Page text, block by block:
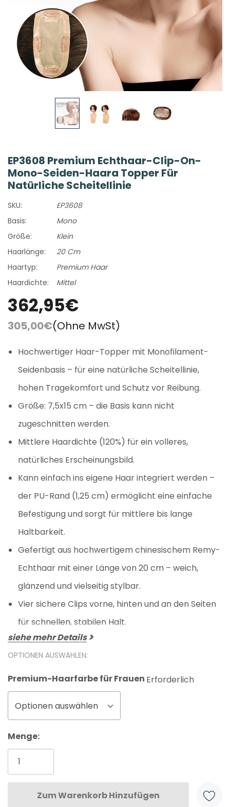
EP3608 Premium Echthaar-Clip-On-
Mono-Seiden-Haara Topper Für
Natürliche Scheitellinie
SKU:
EP3608
Basis:
Mono
Größe:
Klein
Haarlänge:
20 Cm
Haartyp:
Premium Haar
Haardichte:
Mittel
362,95€
305,00€(Ohne MwSt)
Hochwertiger Haar-Topper mit Monofilament-
Seidenbasis – für eine natürliche Scheitellinie,
hohen Tragekomfort und Schutz vor Reibung.
Größe: 7,5x15 cm – die Basis kann nicht
zugeschnitten werden.
Mittlere Haardichte (120%) für ein volleres,
natürliches Erscheinungsbild.
Kann einfach ins eigene Haar integriert werden –
der PU-Rand (1,25 cm) ermöglicht eine einfache
Befestigung und sorgt für mittlere bis lange
Haltbarkeit.
Gefertigt aus hochwertigem chinesischem Remy-
Echthaar mit einer Länge von 20 cm – weich,
glänzend und vielseitig stylbar.
Vier sichere Clips vorne, hinten und an den Seiten
für schnellen, stabilen Halt.
siehe mehr Details
OPTIONEN AUSWÄHLEN:
Premium-Haarfarbe für Frauen Erforderlich
Optionen auswählen
Aktueller
Lagerbestand:
Menge: